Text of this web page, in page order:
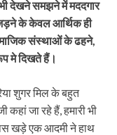
देखने समझने में मददगार
के केवल आर्थिक ही
संस्थाओं के ढहने,
मे दिखते हैं।
शुगर मिल के बहुत
जा रहे हैं, हमारी भी
खड़े एक आदमी ने हाथ